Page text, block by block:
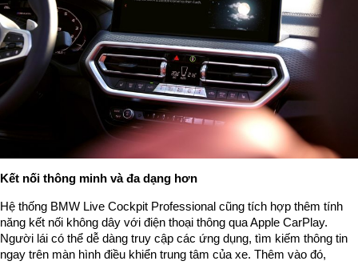
Kết nối thông minh và đa dạng hơn
Hệ thống BMW Live Cockpit Professional cũng tích hợp thêm tính
năng kết nối không dây với điện thoại thông qua Apple CarPlay.
Người lái có thể dễ dàng truy cập các ứng dụng, tìm kiếm thông tin
ngay trên màn hình điều khiển trung tâm của xe. Thêm vào đó,